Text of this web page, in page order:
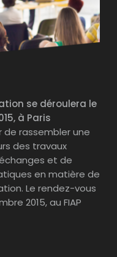
se déroulera le
à Paris
rassembler une
des travaux
et de
en matière de
Le rendez-vous
2015, au FIAP